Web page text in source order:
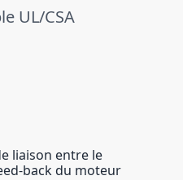
UL/CSA
liaison entre le
back du moteur